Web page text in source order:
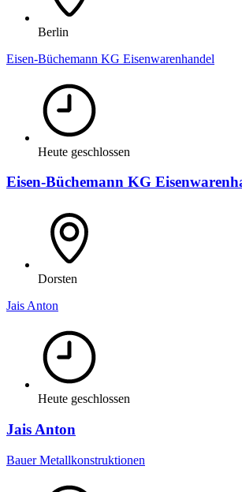
Berlin
Eisen-Büchemann KG Eisenwarenhandel
Heute geschlossen
Eisen-Büchemann KG
Dorsten
Jais Anton
Heute geschlossen
Jais Anton
Bauer Metallkonstruktionen